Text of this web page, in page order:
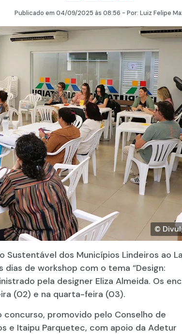
Publicado em 04/09/2025 às 08:56 - Por: Luiz Felipe
©
Sustentável dos Municípios Lindeiros ao
de workshop com o tema “Design:
pela designer Eliza Almeida. Os
(02) e na quarta-feira (03).
promovido pelo Conselho de
e Itaipu Parquetec, com apoio da Adetur